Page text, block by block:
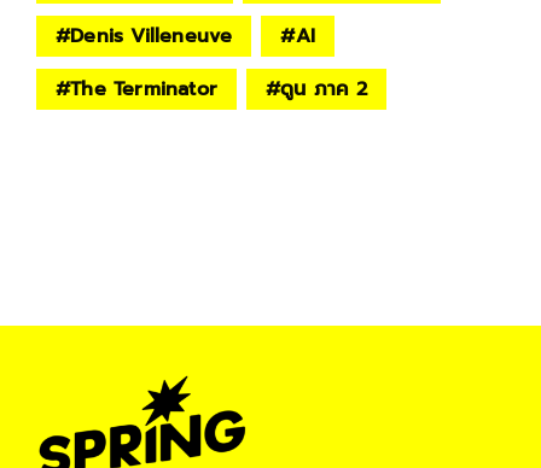
#Denis Villeneuve #AI
#The Terminator #ดูน ภาค 2